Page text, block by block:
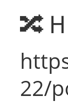
🔀
22/